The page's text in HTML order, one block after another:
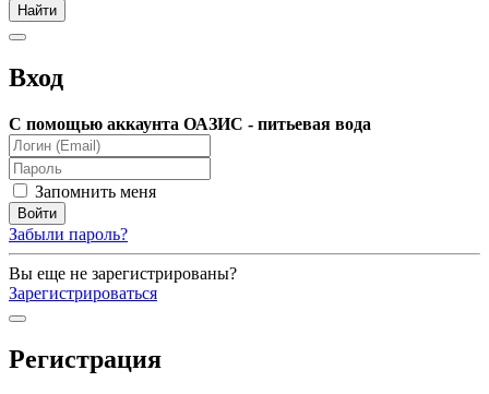
Вход
С помощью аккаунта ОАЗИС - питьевая вода
Запомнить меня
Забыли пароль?
Вы еще не зарегистрированы?
Зарегистрироваться
Регистрация